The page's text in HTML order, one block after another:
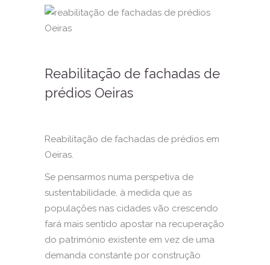
Reabilitação de fachadas de
prédios Oeiras
Reabilitação de fachadas de prédios em
Oeiras.
Se pensarmos numa perspetiva de
sustentabilidade, à medida que as
populações nas cidades vão crescendo
fará mais sentido apostar na recuperação
do património existente em vez de uma
demanda constante por construção